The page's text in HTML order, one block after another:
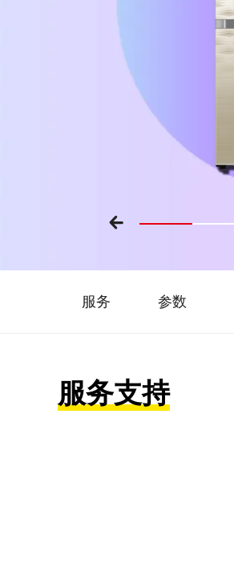
服务 参数
服务支持